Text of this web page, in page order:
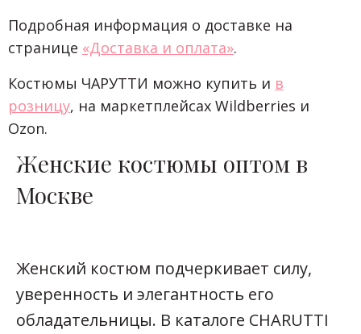
Подробная информация о доставке на
странице «Доставка и оплата».
Костюмы ЧАРУТТИ можно купить и в
розницу, на маркетплейсах Wildberries и
Ozon.
Женские костюмы оптом в
Москве
Женский костюм подчеркивает силу,
уверенность и элегантность его
обладательницы. В каталоге CHARUTTI